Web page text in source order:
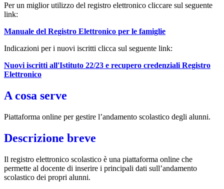
Per un miglior utilizzo del registro elettronico cliccare sul seguente
link:
Manuale del Registro Elettronico per le famiglie
Indicazioni per i nuovi iscritti clicca sul seguente link:
Nuovi iscritti all'Istituto 22/23 e recupero credenziali Registro
Elettronico
A cosa serve
Piattaforma online per gestire l’andamento scolastico degli alunni.
Descrizione breve
Il registro elettronico scolastico è una piattaforma online che
permette al docente di inserire i principali dati sull’andamento
scolastico dei propri alunni.